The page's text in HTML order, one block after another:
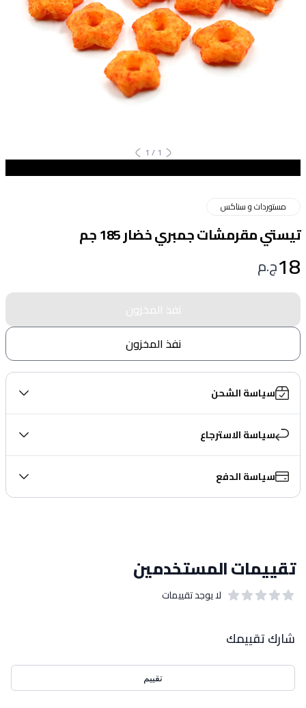
1
/
1
مستوردات و سناكس
تيستي مقرمشات جمبري خضار 185 جم
18ج.م
نفذ المخزون
نفذ المخزون
سياسة الشحن
سياسة الاسترجاع
سياسة الدفع
تقييمات المستخدمين
لا يوجد تقييمات
شارك تقييمك
تقييم